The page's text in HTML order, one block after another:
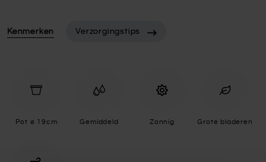
Kenmerken Verzorgingstips
Pot ø 19cm Gemiddeld Zonnig Grote bladeren